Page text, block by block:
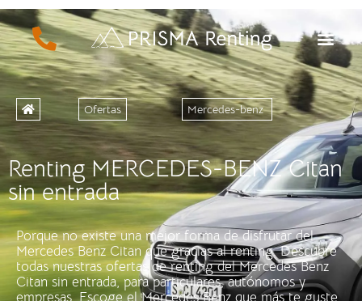
Ofertas Mercedes-benz
Renting MERCEDES-BENZ Citan
sin entrada
Porque no existe una mejor forma de disfrutar del
Mercedes Benz Citan que gracias al renting. Descubre
todas nuestras ofertas de renting del Mercedes Benz
Citan sin entrada, para particulares, autónomos y
empresas. Escoge el Mercedes Benz que más te guste,